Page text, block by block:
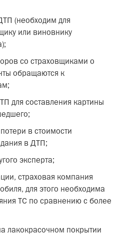
(необходим для
или виновнику
со страховщиками о
обращаются к
для составления картины
в стоимости
в ДТП;
эксперта;
страховая компания
для этого необходима
ТС по сравнению с более
лакокрасочном покрытии